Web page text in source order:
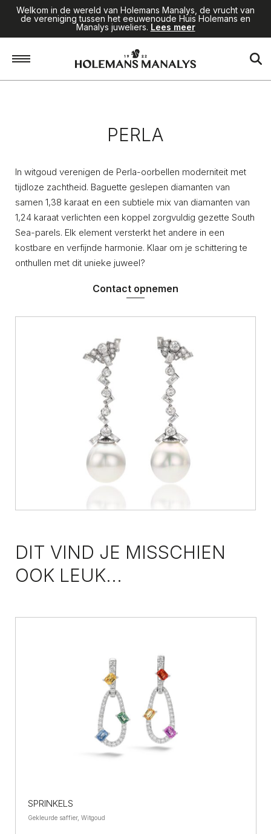
Welkom in de wereld van Holemans Manalys, de vrucht van
de vereniging tussen het eeuwenoude Huis Holemans en
Manalys juweliers. Lees meer
Juwelen / Perla
PERLA
In witgoud verenigen de Perla-oorbellen moderniteit met
tijdloze zachtheid. Baguette geslepen diamanten van
samen 1,38 karaat en een subtiele mix van diamanten van
1,24 karaat verlichten een koppel zorgvuldig gezette South
Sea-parels. Elk element versterkt het andere in een
kostbare en verfijnde harmonie. Klaar om je schittering te
onthullen met dit unieke juweel?
Contact opnemen
DIT VIND JE MISSCHIEN
OOK LEUK...
SPRINKELS
Gekleurde saffier, Witgoud